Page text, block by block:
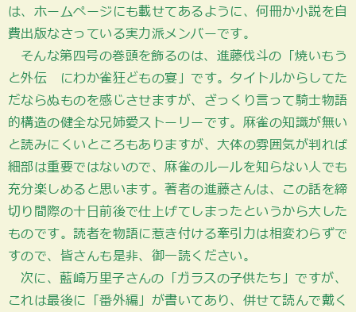
は、ホームページにも載せてあるように、何冊か小説を自
費出版なさっている実力派メンバーです。
そんな第四号の巻頭を飾るのは、進藤伐斗の「焼いもう
と外伝 にわか雀狂どもの宴」です。タイトルからしてた
だならぬものを感じさせますが、ざっくり言って騎士物語
的構造の健全な兄姉愛ストーリーです。麻雀の知識が無い
と読みにくいところもありますが、大体の雰囲気が判れば
細部は重要ではないので、麻雀のルールを知らない人でも
充分楽しめると思います。著者の進藤さんは、この話を締
切り間際の十日前後で仕上げてしまったというから大した
ものです。読者を物語に惹き付ける牽引力は相変わらずで
すので、皆さんも是非、御一読ください。
次に、藍崎万里子さんの「ガラスの子供たち」ですが、
これは最後に「番外編」が書いてあり、併せて読んで戴く